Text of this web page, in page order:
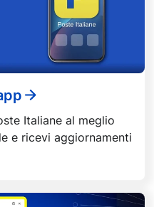
Italiane al meglio
e ricevi aggiornamenti